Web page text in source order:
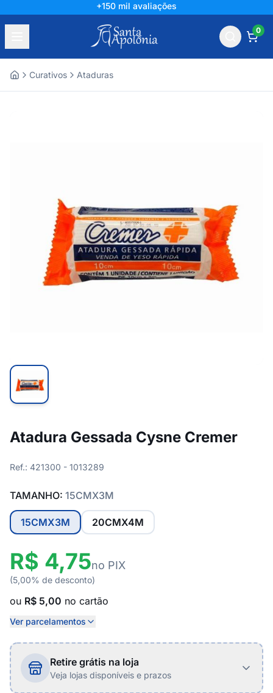
+150 mil avaliações
0
Curativos Ataduras
Atadura Gessada Cysne Cremer
Ref.: 421300 - 1013289
TAMANHO: 15CMX3M
15CMX3M 20CMX4M
R$ 4,75no PIX
(5,00% de desconto)
ou R$ 5,00 no cartão
Ver parcelamentos
Retire grátis na loja
Veja lojas disponíveis e prazos